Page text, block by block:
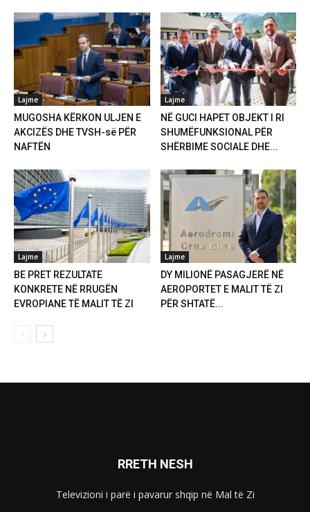
Lajme
MUGOSHA KËRKON ULJEN E
AKCIZËS DHE TVSH-së PËR
NAFTËN
Lajme
NË GUCI HAPET OBJEKT I RI
SHUMËFUNKSIONAL PËR
SHËRBIME SOCIALE DHE...
Lajme
BE PRET REZULTATE
KONKRETE NË RRUGËN
EVROPIANE TË MALIT TË ZI
Lajme
DY MILIONË PASAGJERË NË
AEROPORTET E MALIT TË ZI
PËR SHTATË...
RRETH NESH
Televizioni i parë i pavarur shqip në Mal të Zi